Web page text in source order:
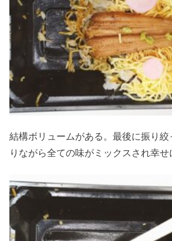
結構ボリュームがある。最後に振り
りながら全ての味がミックスされ幸せ